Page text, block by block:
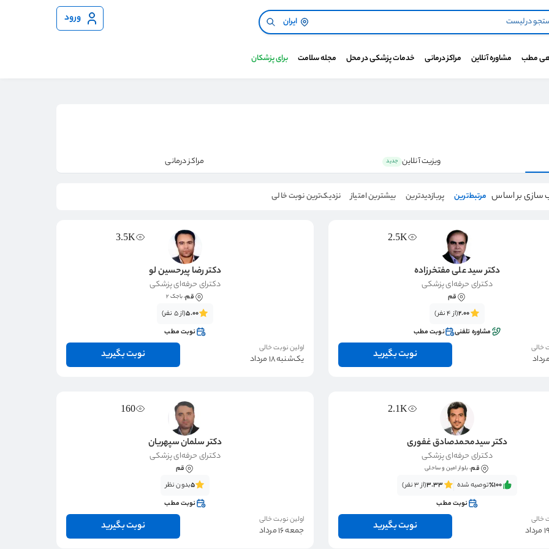
ایران ورود
مطب مشاوره آنلاین مراکز درمانی خدمات پزشکی در محل مجله سلامت برای پزشکان
ویزیت آنلاین جدید مراکز درمانی
سازی بر اساس مرتبط‌ترین پربازدیدترین بیشترین امتیاز نزدیک‌ترین نوبت خالی
2.5K
دکتر سید علی مفتخرزاده
دکترای حرفه‌ای پزشکی
قم
2.00(از 4 نفر)
مشاوره تلفنی
نوبت مطب
خالی
نوبت بگیرید
3.5K
دکتر رضا پیرحسین لو
دکترای حرفه‌ای پزشکی
قم، باجک ۲
5.00(از 5 نفر)
نوبت مطب
اولین نوبت خالی
یک‌شنبه 18 مرداد نوبت بگیرید
2.1K
دکتر سيدمحمدصادق غفوری
دکترای حرفه‌ای پزشکی
قم، بلوار امین و ساحلی
٪100‌‌‌توصیه شده 3.33(از 3 نفر)
نوبت مطب
خالی
نوبت بگیرید
160
دکتر سلمان سپهریان
دکترای حرفه‌ای پزشکی
قم
5بدون نظر
نوبت مطب
اولین نوبت خالی
جمعه 16 مرداد نوبت بگیرید